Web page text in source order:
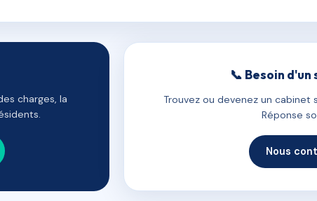
charges, la
📞 Besoin d'un
Trouvez ou devenez un cabinet
Réponse
Nous